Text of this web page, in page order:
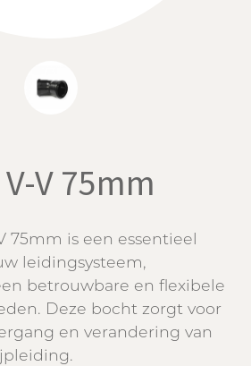
V 75mm
75mm is een essentieel
leidingsysteem,
betrouwbare en flexibele
Deze bocht zorgt voor
en verandering van